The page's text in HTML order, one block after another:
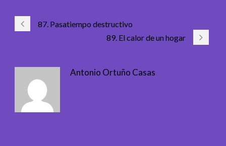
87. Pasatiempo destructivo
89. El calor de un hogar
Antonio Ortuño Casas